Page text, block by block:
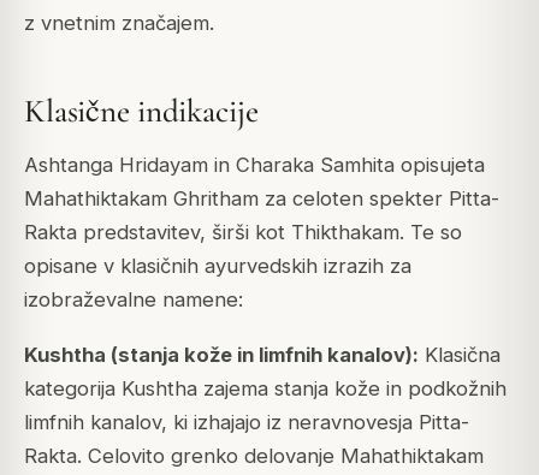
z vnetnim značajem.
Klasične indikacije
Ashtanga Hridayam in Charaka Samhita opisujeta
Mahathiktakam Ghritham za celoten spekter Pitta-
Rakta predstavitev, širši kot Thikthakam. Te so
opisane v klasičnih ayurvedskih izrazih za
izobraževalne namene:
Kushtha (stanja kože in limfnih kanalov): Klasična
kategorija Kushtha zajema stanja kože in podkožnih
limfnih kanalov, ki izhajajo iz neravnovesja Pitta-
Rakta. Celovito grenko delovanje Mahathiktakam